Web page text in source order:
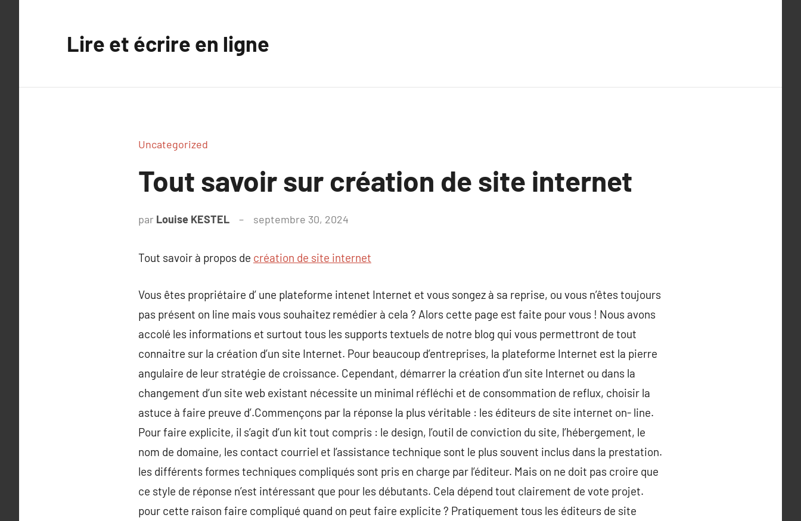
Lire et écrire en ligne
Uncategorized
Tout savoir sur création de site internet
par Louise KESTEL septembre 30, 2024
Tout savoir à propos de création de site internet
Vous êtes propriétaire d’ une plateforme intenet Internet et vous songez à sa reprise, ou vous n’êtes toujours
pas présent on line mais vous souhaitez remédier à cela ? Alors cette page est faite pour vous ! Nous avons
accolé les informations et surtout tous les supports textuels de notre blog qui vous permettront de tout
connaitre sur la création d’un site Internet. Pour beaucoup d’entreprises, la plateforme Internet est la pierre
angulaire de leur stratégie de croissance. Cependant, démarrer la création d’un site Internet ou dans la
changement d’un site web existant nécessite un minimal réfléchi et de consommation de reflux, choisir la
astuce à faire preuve d’.Commençons par la réponse la plus véritable : les éditeurs de site internet on- line.
Pour faire explicite, il s’agit d’un kit tout compris : le design, l’outil de conviction du site, l’hébergement, le
nom de domaine, les contact courriel et l’assistance technique sont le plus souvent inclus dans la prestation.
les différents formes techniques compliqués sont pris en charge par l’éditeur. Mais on ne doit pas croire que
ce style de réponse n’est intéressant que pour les débutants. Cela dépend tout clairement de vote projet.
pour cette raison faire compliqué quand on peut faire explicite ? Pratiquement tous les éditeurs de site